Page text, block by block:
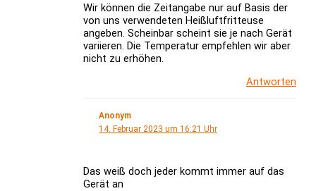
Wir können die Zeitangabe nur auf Basis der
von uns verwendeten Heißluftfritteuse
angeben. Scheinbar scheint sie je nach Gerät
variieren. Die Temperatur empfehlen wir aber
nicht zu erhöhen.
Antworten
Anonym
14. Februar 2023 um 16:21 Uhr
Das weiß doch jeder kommt immer auf das
Gerät an